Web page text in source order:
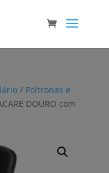
/ Poltronas e
DOURO com